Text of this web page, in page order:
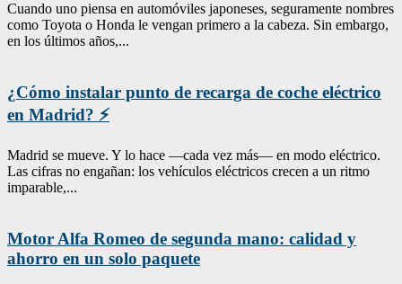
Cuando uno piensa en automóviles japoneses, seguramente nombres
como Toyota o Honda le vengan primero a la cabeza. Sin embargo,
en los últimos años,...
¿Cómo instalar punto de recarga de coche eléctrico
en Madrid? ⚡
Madrid se mueve. Y lo hace —cada vez más— en modo eléctrico.
Las cifras no engañan: los vehículos eléctricos crecen a un ritmo
imparable,...
Motor Alfa Romeo de segunda mano: calidad y
ahorro en un solo paquete